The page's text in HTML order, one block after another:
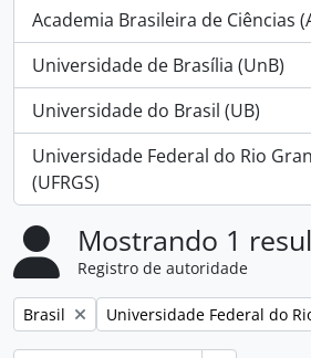
Academia Brasileira de Ciências
, 1 resultados
Universidade de Brasília (UnB)
, 1 resultados
Universidade do Brasil (UB)
, 1 resultados
Universidade Federal do Rio
(UFRGS)
, 1 resultados
Mostrando 1
Registro de autoridade
Remover filtro:
Brasil Remover filtro:
Universidade Federal do